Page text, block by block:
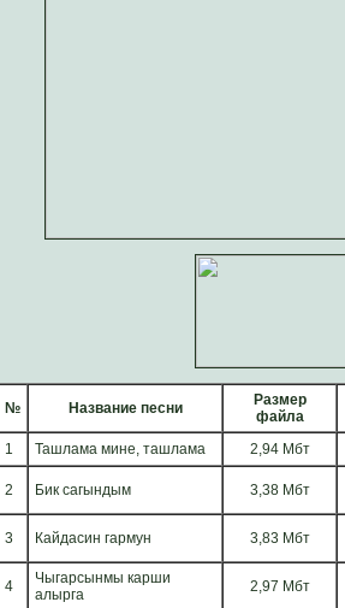
№ Название песни
Размер
файла
1
Ташлама мине, ташлама 2,94 Мбт
2 Бик сагындым 3,38 Мбт
3 Кайдасин гармун 3,83 Мбт
4
Чыгарсынмы карши
алырга
2,97 Мбт